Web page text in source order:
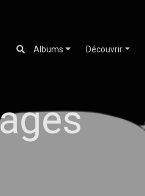
Albums Découvrir